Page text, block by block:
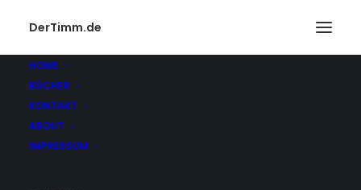
DerTimm.de
HOME
BÜCHER
KONTAKT
ABOUT
IMPRESSUM